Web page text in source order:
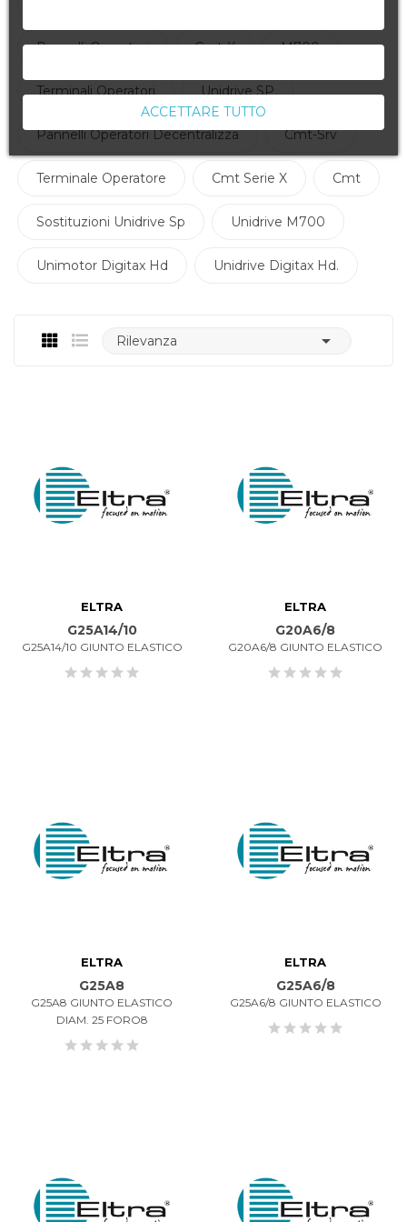
Pannelli Operatori Cmt-X M700
Terminali Operatori Unidrive SP
Pannelli Operatori Decentralizza Cmt-Srv
Terminale Operatore Cmt Serie X Cmt
Sostituzioni Unidrive Sp Unidrive M700
Unimotor Digitax Hd Unidrive Digitax Hd.
Rilevanza 
ELTRA
G25A14/10
G25A14/10 GIUNTO ELASTICO
ELTRA
G20A6/8
G20A6/8 GIUNTO ELASTICO
ELTRA
G25A8
G25A8 GIUNTO ELASTICO
DIAM. 25 FORO8
ELTRA
G25A6/8
G25A6/8 GIUNTO ELASTICO
ACCETTARE TUTTO